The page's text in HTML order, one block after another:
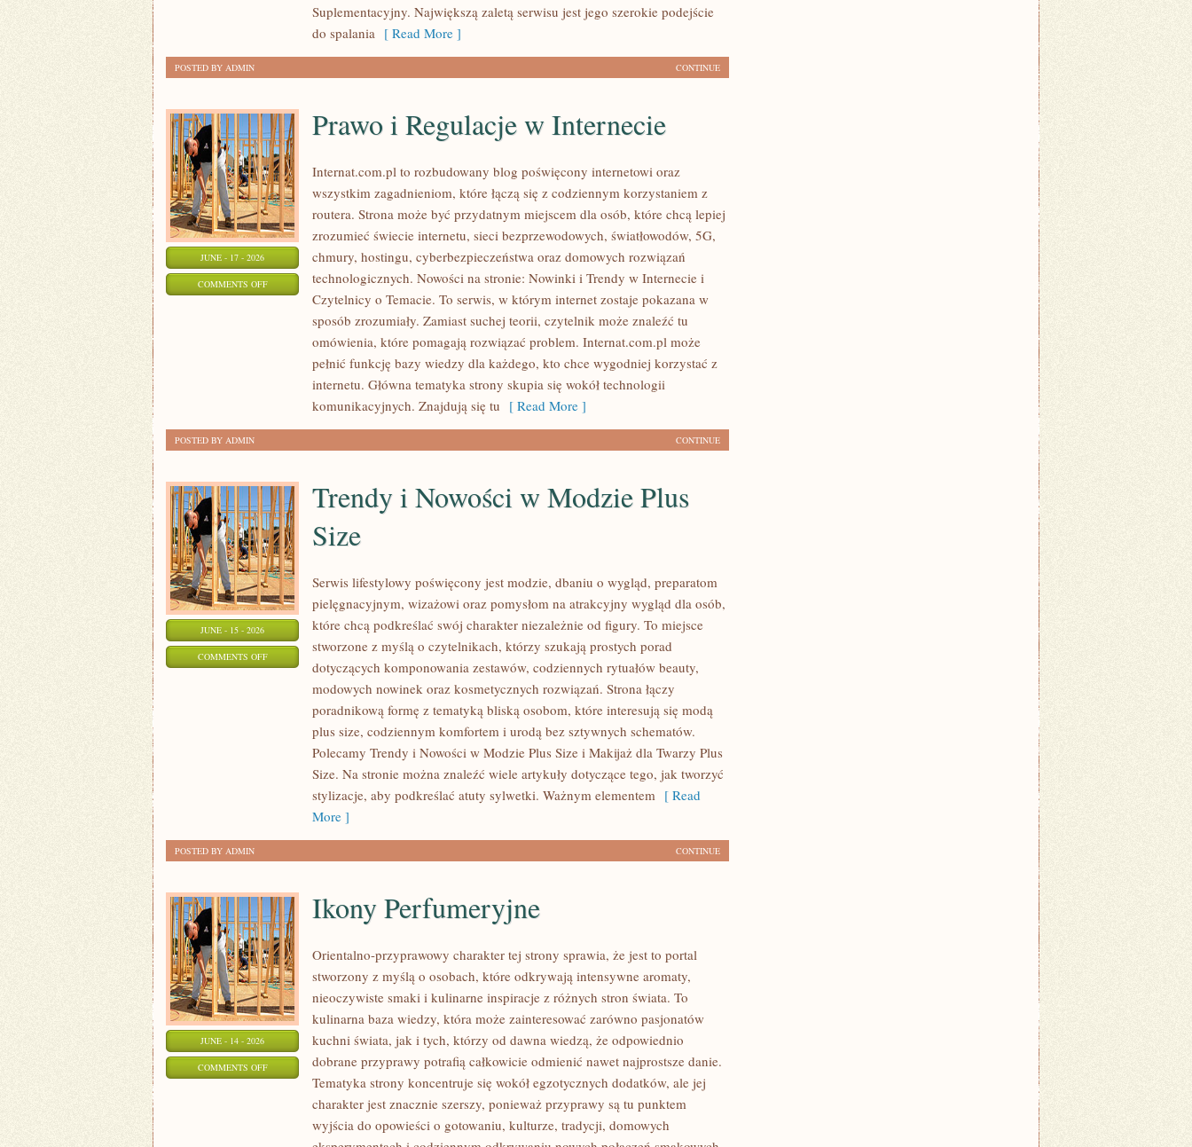
Suplementacyjny. Największą zaletą serwisu jest jego szerokie podejście
do spalania [ Read More ]
CONTINUE
POSTED BY ADMIN
JUNE - 17 - 2026
COMMENTS OFFON
REGULACJE
Prawo i Regulacje w Internecie
Internat.com.pl to rozbudowany blog poświęcony internetowi oraz
wszystkim zagadnieniom, które łączą się z codziennym korzystaniem z
routera. Strona może być przydatnym miejscem dla osób, które chcą lepiej
zrozumieć świecie internetu, sieci bezprzewodowych, światłowodów, 5G,
chmury, hostingu, cyberbezpieczeństwa oraz domowych rozwiązań
technologicznych. Nowości na stronie: Nowinki i Trendy w Internecie i
Czytelnicy o Temacie. To serwis, w którym internet zostaje pokazana w
sposób zrozumiały. Zamiast suchej teorii, czytelnik może znaleźć tu
omówienia, które pomagają rozwiązać problem. Internat.com.pl może
pełnić funkcję bazy wiedzy dla każdego, kto chce wygodniej korzystać z
internetu. Główna tematyka strony skupia się wokół technologii
komunikacyjnych. Znajdują się tu [ Read More ]
CONTINUE
POSTED BY ADMIN
JUNE - 15 - 2026
COMMENTS OFFON
Trendy i Nowości w Modzie Plus
Size
Serwis lifestylowy poświęcony jest modzie, dbaniu o wygląd, preparatom
pielęgnacyjnym, wizażowi oraz pomysłom na atrakcyjny wygląd dla osób,
które chcą podkreślać swój charakter niezależnie od figury. To miejsce
stworzone z myślą o czytelnikach, którzy szukają prostych porad
dotyczących komponowania zestawów, codziennych rytuałów beauty,
modowych nowinek oraz kosmetycznych rozwiązań. Strona łączy
poradnikową formę z tematyką bliską osobom, które interesują się modą
plus size, codziennym komfortem i urodą bez sztywnych schematów.
Polecamy Trendy i Nowości w Modzie Plus Size i Makijaż dla Twarzy Plus
Size. Na stronie można znaleźć wiele artykuły dotyczące tego, jak tworzyć
stylizacje, aby podkreślać atuty sylwetki. Ważnym elementem [ Read
More ]
CONTINUE
POSTED BY ADMIN
JUNE - 14 - 2026
COMMENTS OFFON
PERFUMERYJNE
Ikony Perfumeryjne
Orientalno-przyprawowy charakter tej strony sprawia, że jest to portal
stworzony z myślą o osobach, które odkrywają intensywne aromaty,
nieoczywiste smaki i kulinarne inspiracje z różnych stron świata. To
kulinarna baza wiedzy, która może zainteresować zarówno pasjonatów
kuchni świata, jak i tych, którzy od dawna wiedzą, że odpowiednio
dobrane przyprawy potrafią całkowicie odmienić nawet najprostsze danie.
Tematyka strony koncentruje się wokół egzotycznych dodatków, ale jej
charakter jest znacznie szerszy, ponieważ przyprawy są tu punktem
wyjścia do opowieści o gotowaniu, kulturze, tradycji, domowych